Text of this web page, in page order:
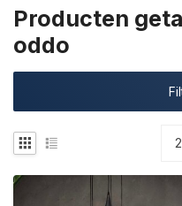
Producten
oddo